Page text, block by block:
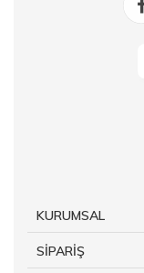
KURUMSAL
SİPARİŞ